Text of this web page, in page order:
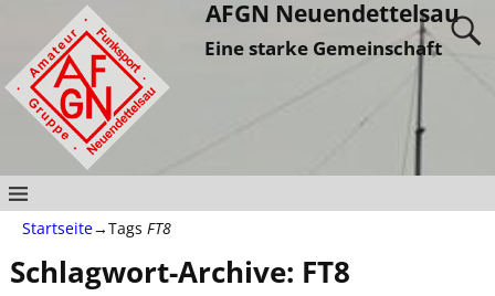
AFGN Neuendettelsau
Eine starke Gemeinschaft
Startseite→Tags FT8
Schlagwort-Archive: FT8